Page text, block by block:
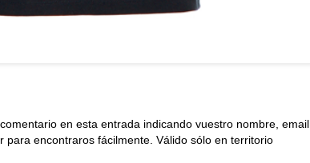
en esta entrada indicando vuestro nombre, email
para encontraros fácilmente. Válido sólo en territorio